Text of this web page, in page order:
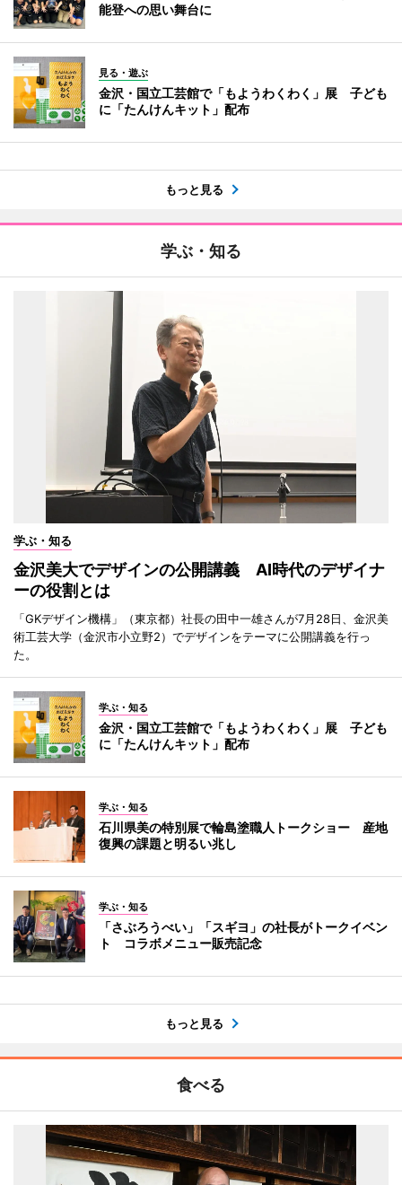
能登への思い舞台に
見る・遊ぶ
金沢・国立工芸館で「もようわくわく」展 子ども
に「たんけんキット」配布
もっと見る
学ぶ・知る
学ぶ・知る
金沢美大でデザインの公開講義 AI時代のデザイナ
ーの役割とは
「GKデザイン機構」（東京都）社長の田中一雄さんが7月28日、金沢美
術工芸大学（金沢市小立野2）でデザインをテーマに公開講義を行っ
た。
学ぶ・知る
金沢・国立工芸館で「もようわくわく」展 子ども
に「たんけんキット」配布
学ぶ・知る
石川県美の特別展で輪島塗職人トークショー 産地
復興の課題と明るい兆し
学ぶ・知る
「さぶろうべい」「スギヨ」の社長がトークイベン
ト コラボメニュー販売記念
もっと見る
食べる